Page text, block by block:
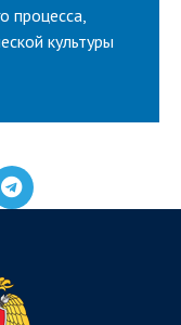
процесса,
культуры
НА